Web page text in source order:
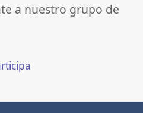
a nuestro grupo de